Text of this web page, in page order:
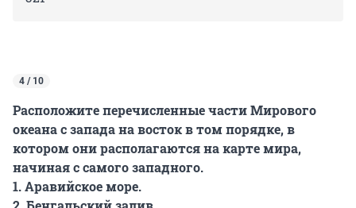
4 / 10
Расположите перечисленные части Мирового
океана с запада на восток в том порядке, в
котором они располагаются на карте мира,
начиная с самого западного.
1. Аравийское море.